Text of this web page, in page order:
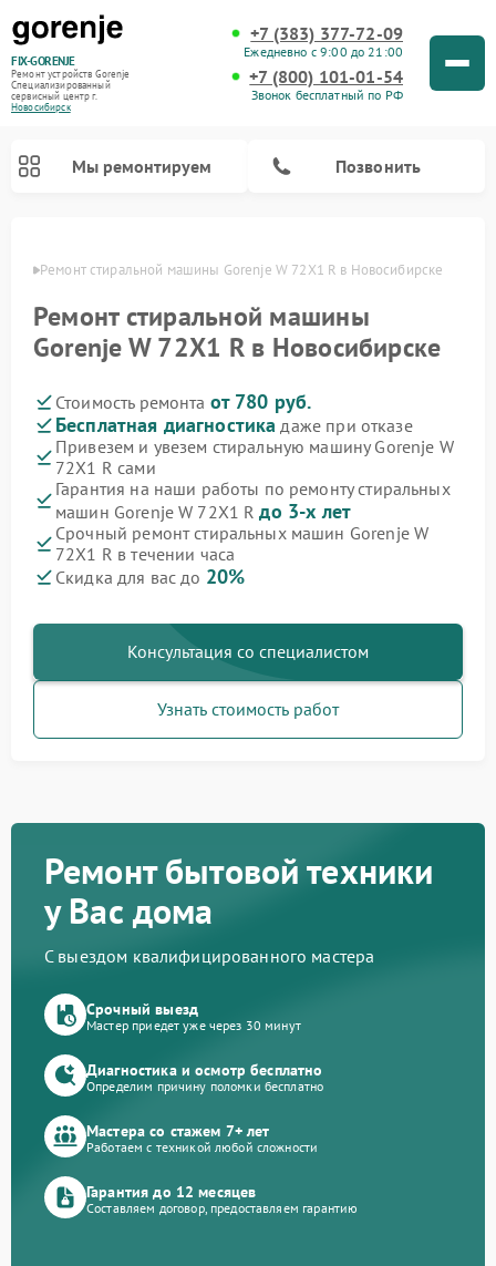
FIX-GORENJE
Ремонт устройств Gorenje
Специализированный
cервисный центр г.
Новосибирск
+7 (383) 377-72-09
Ежедневно с 9:00 до 21:00
+7 (800) 101-01-54
Звонок бесплатный по РФ
Мы ремонтируем Позвонить
Ремонт стиральной машины Gorenje W 72X1 R в Новосибирске
Ремонт стиральной машины
Gorenje W 72X1 R в Новосибирске
Стоимость ремонта от 780 руб.
Бесплатная диагностика даже при отказе
Привезем и увезем стиральную машину Gorenje W
72X1 R сами
Гарантия на наши работы по ремонту стиральных
машин Gorenje W 72X1 Rдо 3-х лет
Срочный ремонт стиральных машин Gorenje W
72X1 R в течении часа
Скидка для вас до 20%
Консультация со специалистом
Узнать стоимость работ
Ремонт бытовой техники
у Вас дома
С выездом квалифицированного мастера
Срочный выезд
Мастер приедет уже через 30 минут
Диагностика и осмотр бесплатно
Определим причину поломки бесплатно
Мастера со стажем 7+ лет
Работаем с техникой любой сложности
Гарантия до 12 месяцев
Составляем договор, предоставляем гарантию